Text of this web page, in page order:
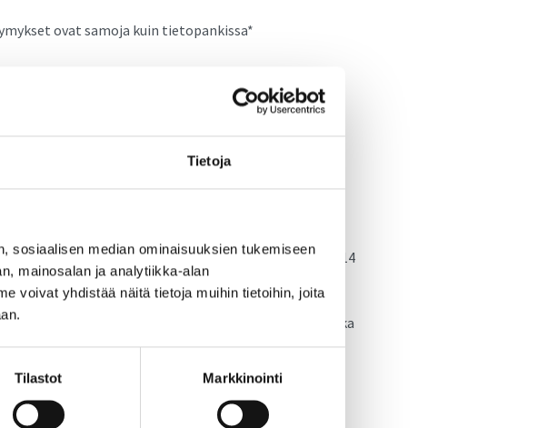
Tietoja
sosiaalisen median ominaisuuksien tukemiseen
mainosalan ja analytiikka-alan
voivat yhdistää näitä tietoja muihin tietoihin, joita
Tilastot Markkinointi
ovat samoja kuin tietopankissa*
palvelussa on saatavilla kokonaistason lisäksi 14
tekijöiden tärkeyden henkilöstökokemukselle.
toimialalla työskentelevät ovat näihin tekijöihin.
organisaation kokoluokan mukaan tai vaikka